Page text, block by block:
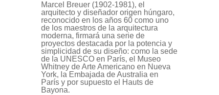
Marcel Breuer (1902-1981), el
arquitecto y diseñador origen húngaro,
reconocido en los años 60 como uno
de los maestros de la arquitectura
moderna, firmará una serie de
proyectos destacada por la potencia y
simplicidad de su diseño: como la sede
de la UNESCO en París, el Museo
Whitney de Arte Americano en Nueva
York, la Embajada de Australia en
París y por supuesto el Hauts de
Bayona.